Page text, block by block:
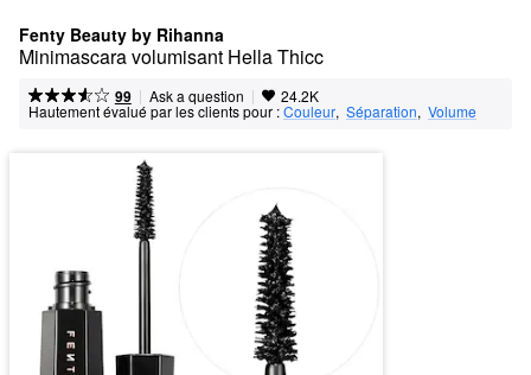
Fenty Beauty by Rihanna
Minimascara volumisant Hella Thicc
99 | Ask a question | 24.2K
Hautement évalué par les clients pour :Couleur, Séparation, Volume